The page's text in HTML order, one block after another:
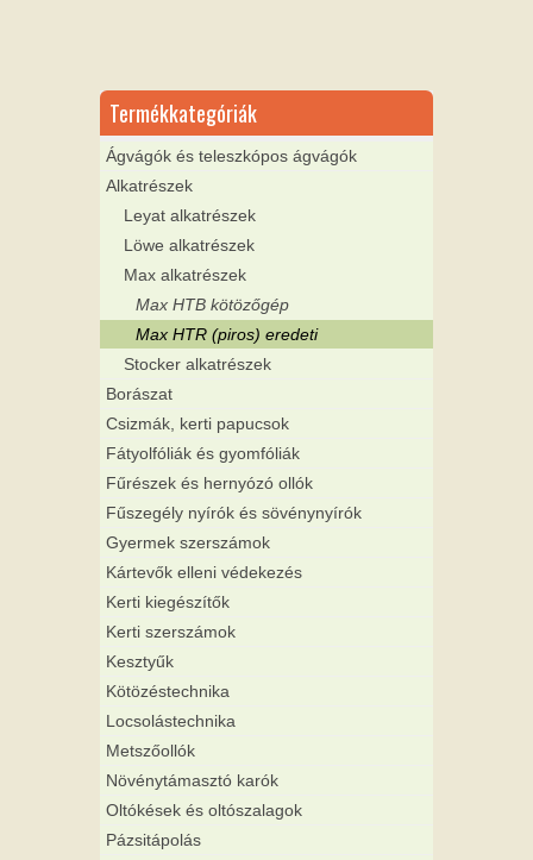
Termékkategóriák
Ágvágók és teleszkópos ágvágók
Alkatrészek
Leyat alkatrészek
Löwe alkatrészek
Max alkatrészek
Max HTB kötözőgép
Max HTR (piros) eredeti
Stocker alkatrészek
Borászat
Csizmák, kerti papucsok
Fátyolfóliák és gyomfóliák
Fűrészek és hernyózó ollók
Fűszegély nyírók és sövénynyírók
Gyermek szerszámok
Kártevők elleni védekezés
Kerti kiegészítők
Kerti szerszámok
Kesztyűk
Kötözéstechnika
Locsolástechnika
Metszőollók
Növénytámasztó karók
Oltókések és oltószalagok
Pázsitápolás